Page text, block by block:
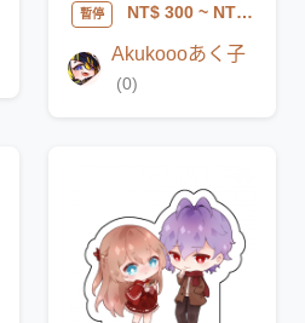
暫停 NT$ 300~ NT$ 450
Akukoooあく子
(0)